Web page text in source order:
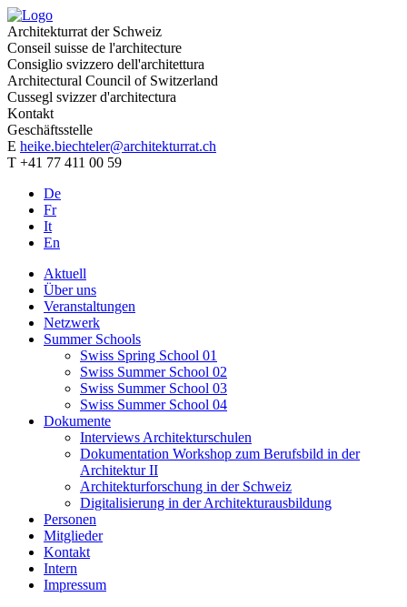
Architekturrat der Schweiz
Conseil suisse de l'architecture
Consiglio svizzero dell'architettura
Architectural Council of Switzerland
Cussegl svizzer d'architectura
Kontakt
Geschäftsstelle
E heike.biechteler@architekturrat.ch
T +41 77 411 00 59
De
Fr
It
En
Aktuell
Über uns
Veranstaltungen
Netzwerk
Summer Schools
Swiss Spring School 01
Swiss Summer School 02
Swiss Summer School 03
Swiss Summer School 04
Dokumente
Interviews Architekturschulen
Dokumentation Workshop zum Berufsbild in der
Architektur II
Architekturforschung in der Schweiz
Digitalisierung in der Architekturausbildung
Personen
Mitglieder
Kontakt
Intern
Impressum